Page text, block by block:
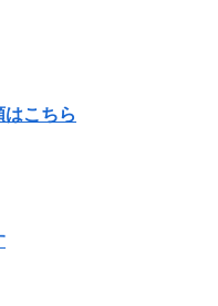
こちら